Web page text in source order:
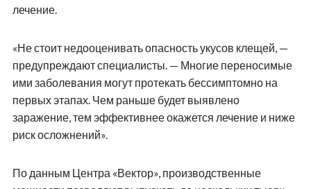
лечение.
«Не стоит недооценивать опасность укусов клещей, —
предупреждают специалисты. — Многие переносимые
ими заболевания могут протекать бессимптомно на
первых этапах. Чем раньше будет выявлено
заражение, тем эффективнее окажется лечение и ниже
риск осложнений».
По данным Центра «Вектор», производственные